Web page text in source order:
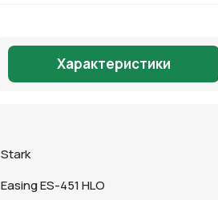
Характеристики
Stark
Easing ES-451 HLO